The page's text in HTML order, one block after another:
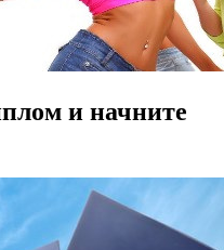
и начните